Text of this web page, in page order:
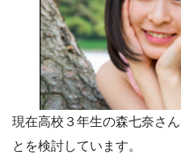
現在高校３年生の森七奈さ
とを検討しています。